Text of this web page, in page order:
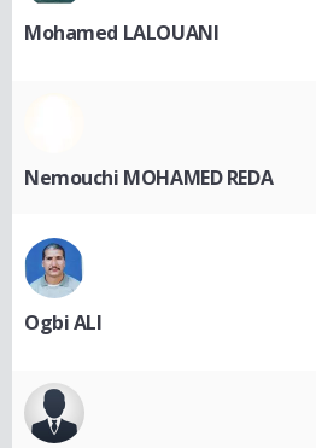
Mohamed LALOUANI
Nemouchi MOHAMED REDA
Ogbi ALI